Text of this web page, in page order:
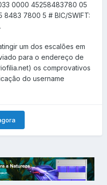
0000 45258483780 05
8483 7800 5 # BIC/SWIFT:
um dos escalões em
para o endereço de
os comprovativos
do username